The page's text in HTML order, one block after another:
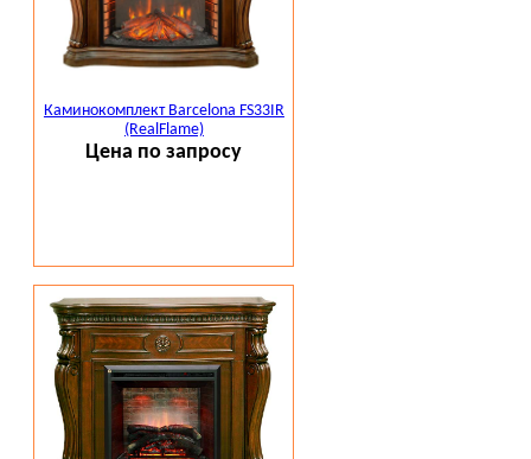
Каминокомплект Barcelona FS33IR
(RealFlame)
Цена по запросу